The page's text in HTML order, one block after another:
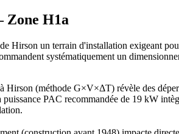
H1a
Hirson un terrain d'installation exigeant
systématiquement un
Hirson (méthode G×V×ΔT) révèle des
PAC recommandée de 19 kW